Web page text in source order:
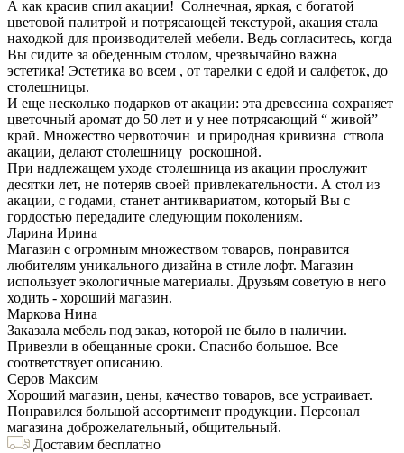
А как красив спил акации! Солнечная, яркая, с богатой
цветовой палитрой и потрясающей текстурой, акация стала
находкой для производителей мебели. Ведь согласитесь, когда
Вы сидите за обеденным столом, чрезвычайно важна
эстетика! Эстетика во всем , от тарелки с едой и салфеток, до
столешницы.
И еще несколько подарков от акации: эта древесина сохраняет
цветочный аромат до 50 лет и у нее потрясающий “ живой”
край. Множество червоточин и природная кривизна ствола
акации, делают столешницу роскошной.
При надлежащем уходе столешница из акации прослужит
десятки лет, не потеряв своей привлекательности. А стол из
акации, с годами, станет антиквариатом, который Вы с
гордостью передадите следующим поколениям.
Ларина Ирина
Магазин с огромным множеством товаров, понравится
любителям уникального дизайна в стиле лофт. Магазин
использует экологичные материалы. Друзьям советую в него
ходить - хороший магазин.
Маркова Нина
Заказала мебель под заказ, которой не было в наличии.
Привезли в обещанные сроки. Спасибо большое. Все
соответствует описанию.
Серов Максим
Хороший магазин, цены, качество товаров, все устраивает.
Понравился большой ассортимент продукции. Персонал
магазина доброжелательный, общительный.
Доставим бесплатно